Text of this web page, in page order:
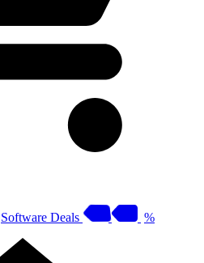
Software Deals %